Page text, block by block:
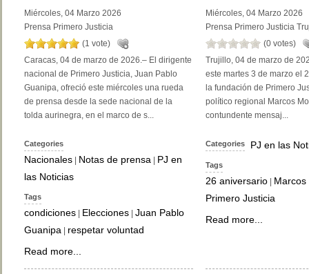
Miércoles, 04 Marzo 2026
Prensa Primero Justicia
(1 vote)
Caracas, 04 de marzo de 2026.– El dirigente
nacional de Primero Justicia, Juan Pablo
Guanipa, ofreció este miércoles una rueda
de prensa desde la sede nacional de la
tolda aurinegra, en el marco de s...
Categories
Nacionales Notas de prensa
PJ en
las Noticias
Tags
condiciones Elecciones Juan Pablo
Guanipa
respetar voluntad
Read more...
Miércoles, 04 Marzo 2026
Prensa Primero Justicia
(0 votes)
Trujillo, 04 de marzo de
este martes 3 de marzo el
la fundación de Primero
político regional Marcos
contundente mensaj...
Categories PJ en las
Tags
26 aniversario
Marcos
Primero Justicia
Read more...